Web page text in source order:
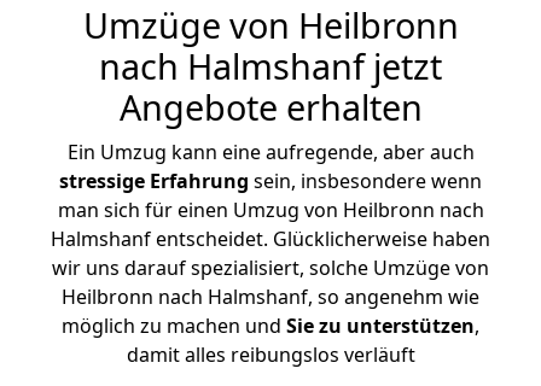
Umzüge von Heilbronn
nach Halmshanf jetzt
Angebote erhalten
Ein Umzug kann eine aufregende, aber auch
stressige Erfahrung sein, insbesondere wenn
man sich für einen Umzug von Heilbronn nach
Halmshanf entscheidet. Glücklicherweise haben
wir uns darauf spezialisiert, solche Umzüge von
Heilbronn nach Halmshanf, so angenehm wie
möglich zu machen und Sie zu unterstützen,
damit alles reibungslos verläuft